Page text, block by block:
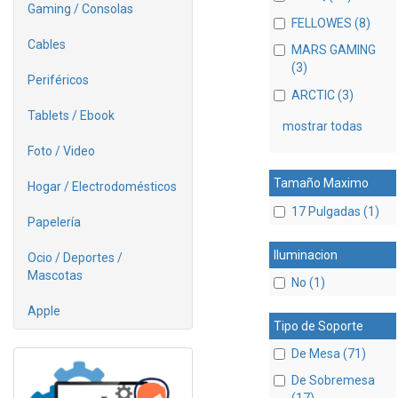
Gaming / Consolas
Cables
Periféricos
Tablets / Ebook
Foto / Video
Hogar / Electrodomésticos
Papelería
Ocio / Deportes /
Mascotas
Apple
FELLOWES (8)
MARS GAMING
(3)
ARCTIC (3)
mostrar todas
Tamaño Maximo
17 Pulgadas (1)
Iluminacion
No (1)
Tipo de Soporte
De Mesa (71)
De Sobremesa